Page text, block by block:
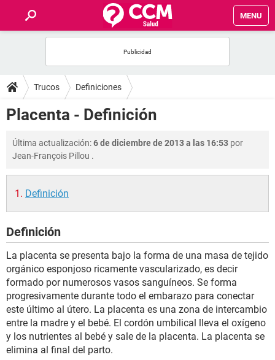
MENU
FOROS
SALUD
FAMILIA
NUTRICIÓN
SEXUALIDAD
GLOSARIO
Trucos Definiciones
Placenta - Definición
Última actualización:6 de diciembre de 2013 a las 16:53 por
Jean-François Pillou .
Definición
Definición
La placenta se presenta bajo la forma de una masa de tejido
orgánico esponjoso ricamente vascularizado, es decir
formado por numerosos vasos sanguíneos. Se forma
progresivamente durante todo el embarazo para conectar
este último al útero. La placenta es una zona de intercambio
entre la madre y el bebé. El cordón umbilical lleva el oxígeno
y los nutrientes al bebé y sale de la placenta. La placenta se
elimina al final del parto.